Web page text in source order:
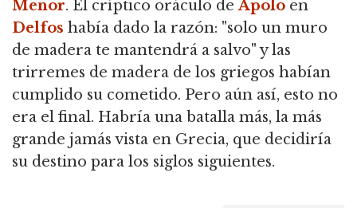
Menor. El críptico oráculo deApolo en
Delfos había dado la razón: "solo un muro
de madera te mantendrá a salvo" y las
trirremes de madera de los griegos habían
cumplido su cometido. Pero aún así, esto no
era el final. Habría una batalla más, la más
grande jamás vista en Grecia, que decidiría
su destino para los siglos siguientes.